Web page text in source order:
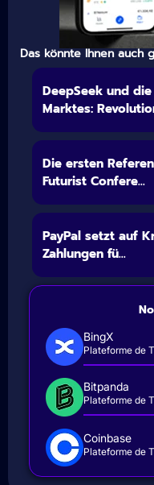
Das könnte Ihnen auch
DeepSeek und
Marktes:
Die ersten
Futurist Confere...
PayPal setzt auf
Zahlungen fü...
BingX
Plateforme de
Bitpanda
Plateforme de
Coinbase
Plateforme de